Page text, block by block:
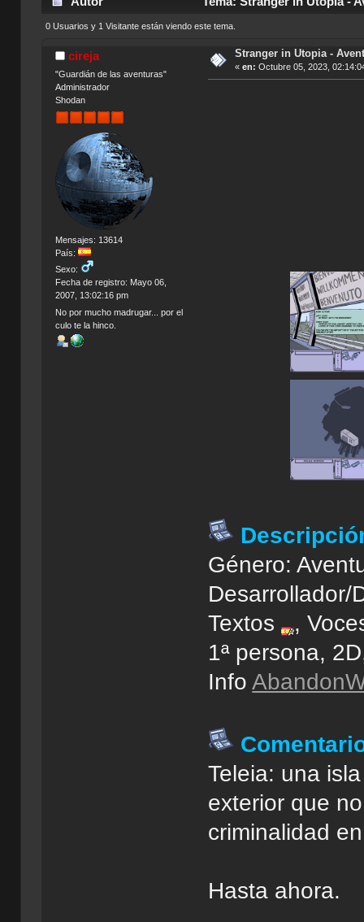
0 Usuarios y 1 Visitante están viendo este tema.
cireja
"Guardián de las aventuras"
Administrador
Shodan
Mensajes: 13614
País:
Sexo:
Fecha de registro: Mayo 06,
2007, 13:02:16 pm
No por mucho madrugar... por el
culo te la hinco.
Stranger in Utopia -
« en: Octubre 05, 2023,
Género:
Desarrollador/
Textos ,
1ª persona,
Info
Teleia: una
exterior que
criminalidad
Hasta ahora.